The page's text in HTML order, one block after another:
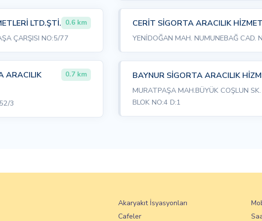
LTD.ŞTİ. 0.6 km
ÇARŞISI NO:5/77
CERİT SİGORTA ARACILIK
YENİDOĞAN MAH. NUMUNEBAĞ CAD.
ARACILIK 0.7 km
3
BAYNUR SİGORTA ARACILIK
MURATPAŞA MAH.BÜYÜK COŞLUN
BLOK NO:4 D:1
Akaryakıt İsyasyonları
Cafeler